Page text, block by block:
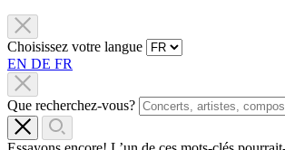
Choisissez votre langue
EN DE FR
Que recherchez-vous?